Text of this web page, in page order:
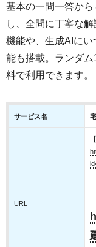
基本の一問一答か
し、全問に丁寧な
機能や、生成AIに
能も搭載。ランダ
料で利用できます。
サービス名
URL